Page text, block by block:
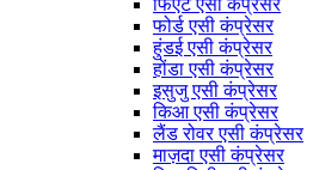
फिएट एसी कंप्रेसर
फोर्ड एसी कंप्रेसर
हुंडई एसी कंप्रेसर
होंडा एसी कंप्रेसर
इसुजु एसी कंप्रेसर
किआ एसी कंप्रेसर
लैंड रोवर एसी कंप्रेसर
माज़दा एसी कंप्रेसर